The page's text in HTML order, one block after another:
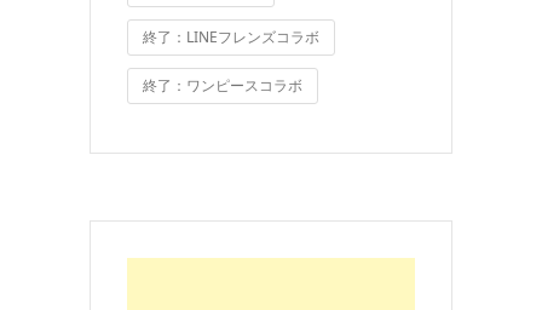
終了：LINEフレンズコラボ
終了：ワンピースコラボ